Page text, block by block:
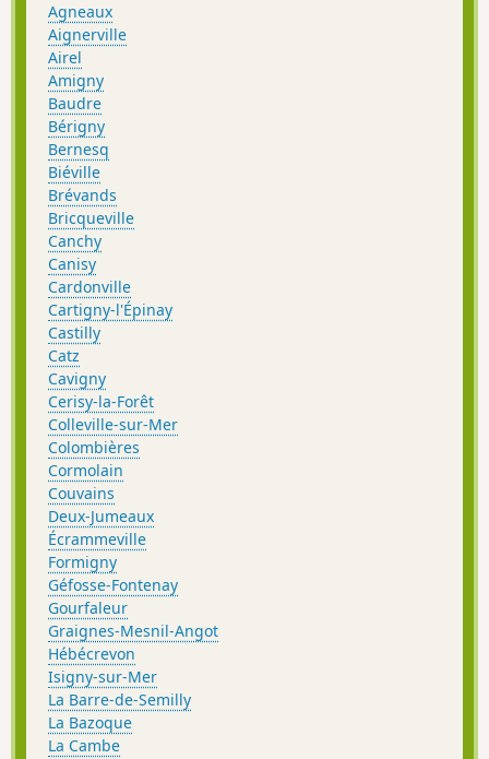
Agneaux
Aignerville
Airel
Amigny
Baudre
Bérigny
Bernesq
Biéville
Brévands
Bricqueville
Canchy
Canisy
Cardonville
Cartigny-l'Épinay
Castilly
Catz
Cavigny
Cerisy-la-Forêt
Colleville-sur-Mer
Colombières
Cormolain
Couvains
Deux-Jumeaux
Écrammeville
Formigny
Géfosse-Fontenay
Gourfaleur
Graignes-Mesnil-Angot
Hébécrevon
Isigny-sur-Mer
La Barre-de-Semilly
La Bazoque
La Cambe